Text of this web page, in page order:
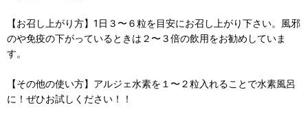
【お召し上がり方】1日３〜６粒を目安にお召し上がり下さい。風邪
のや免疫の下がっているときは２〜３倍の飲用をお勧めしていま
す。
【その他の使い方】アルジェ水素を１〜２粒入れることで水素風呂
に！ぜひお試しください！！